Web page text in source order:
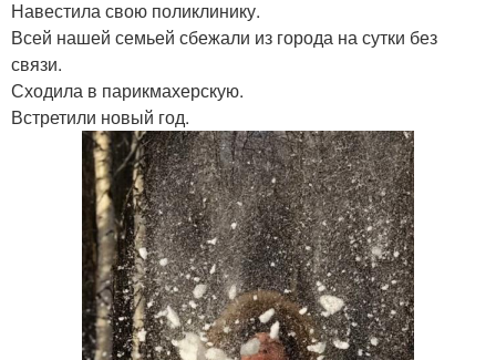
Навестила свою поликлинику.
Всей нашей семьей сбежали из города на сутки без
связи.
Сходила в парикмахерскую.
Встретили новый год.